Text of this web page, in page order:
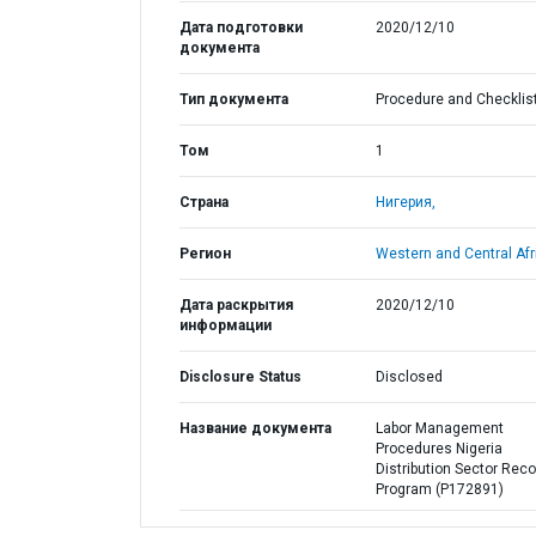
Дата подготовки
документа
2020/12/10
Тип документа Procedure and
Том 1
Страна Нигерия,
Регион Western and Central
Дата раскрытия
информации
2020/12/10
Disclosure Status Disclosed
Название документа
Labor Management
Procedures Nigeria
Distribution Sector
Program (P172891)